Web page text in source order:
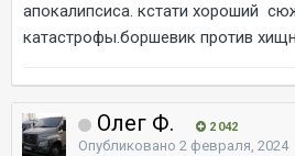
апокалипсиса. кстати хороший
катастрофы.боршевик против
Олег Ф. 2 042
Опубликовано 2 февраля, 2024